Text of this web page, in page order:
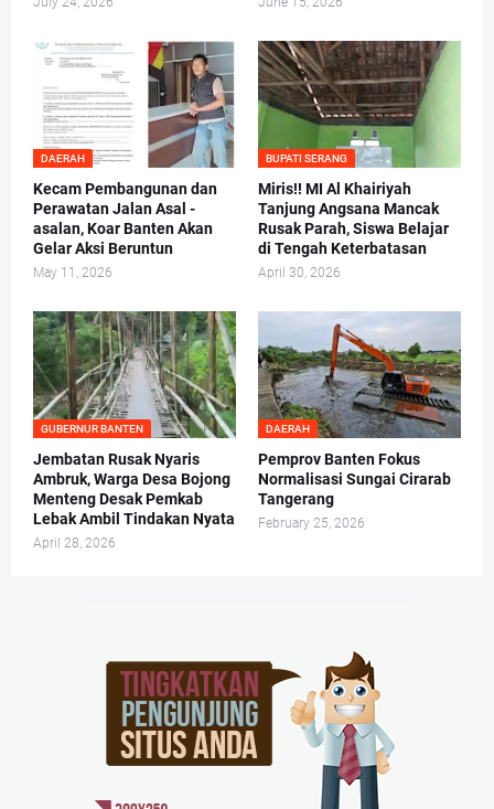
DAERAH
Kecam Pembangunan dan
Perawatan Jalan Asal -
asalan, Koar Banten Akan
Gelar Aksi Beruntun
May 11, 2026
BUPATI SERANG
Miris!! MI Al Khairiyah
Tanjung Angsana Mancak
Rusak Parah, Siswa Belajar
di Tengah Keterbatasan
April 30, 2026
GUBERNUR BANTEN
Jembatan Rusak Nyaris
Ambruk, Warga Desa Bojong
Menteng Desak Pemkab
Lebak Ambil Tindakan Nyata
April 28, 2026
DAERAH
Pemprov Banten Fokus
Normalisasi Sungai Cirarab
Tangerang
February 25, 2026